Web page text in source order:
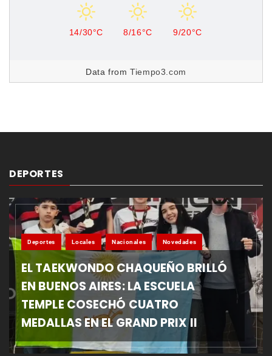
14/30°C 8/16°C 9/20°C
Data fromTiempo3.com
DEPORTES
Deportes Locales Nacionales Novedades
EL TAEKWONDO CHAQUEÑO BRILLÓ
EN BUENOS AIRES: LA ESCUELA
TEMPLE COSECHÓ CUATRO
MEDALLAS EN EL GRAND PRIX II